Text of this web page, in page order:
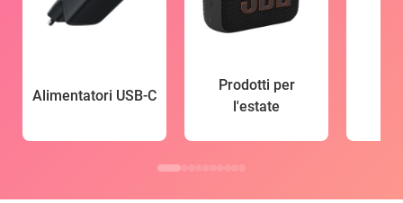
Alimentatori USB-C
Prodotti per
l'estate